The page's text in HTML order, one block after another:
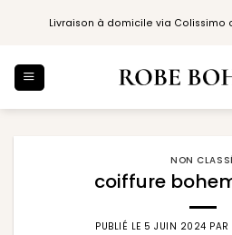
Livraison à domicile via
NON
coiffure
PUBLIÉ LE 5 JUIN 2024 PAR